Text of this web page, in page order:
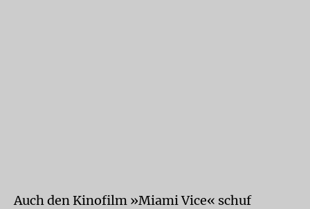
Auch den Kinofilm »Miami Vice« schuf